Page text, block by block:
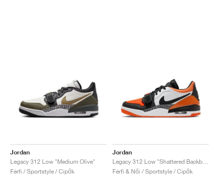
Jordan
Legacy 312 Low "Medium Olive"
Férfi / Sportstyle / Cipők
Jordan
Férfi & Női / Sportstyle / Cipők